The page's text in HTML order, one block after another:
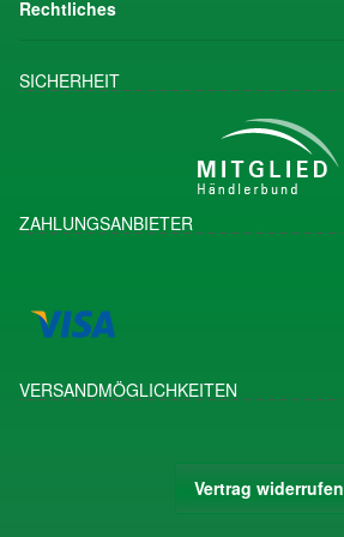
Rechtliches
SICHERHEIT
ZAHLUNGSANBIETER
VERSANDMÖGLICHKEITEN
Vertrag widerrufen